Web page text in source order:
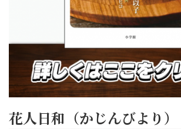
花人日和（かじんびより）